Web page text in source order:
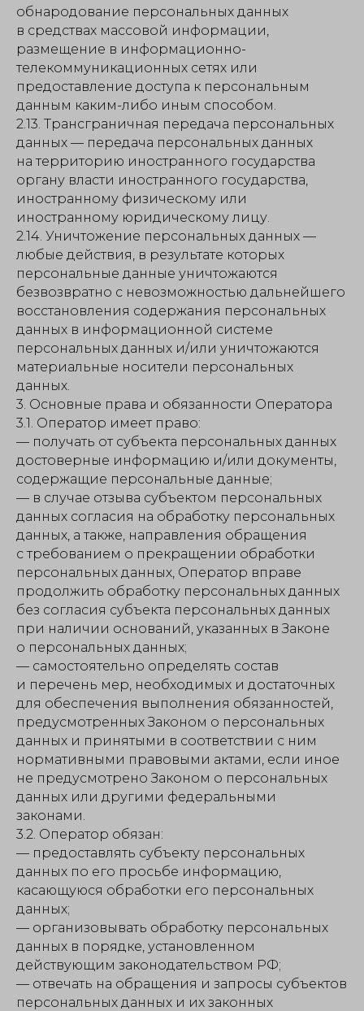
обнародование персональных данных
в средствах массовой информации,
размещение в информационно-
телекоммуникационных сетях или
предоставление доступа к персональным
данным каким-либо иным способом.
2.13. Трансграничная передача персональных
данных — передача персональных данных
на территорию иностранного государства
органу власти иностранного государства,
иностранному физическому или
иностранному юридическому лицу.
2.14. Уничтожение персональных данных —
любые действия, в результате которых
персональные данные уничтожаются
безвозвратно с невозможностью дальнейшего
восстановления содержания персональных
данных в информационной системе
персональных данных и/или уничтожаются
материальные носители персональных
данных.
3. Основные права и обязанности Оператора
3.1. Оператор имеет право:
— получать от субъекта персональных данных
достоверные информацию и/или документы,
содержащие персональные данные;
— в случае отзыва субъектом персональных
данных согласия на обработку персональных
данных, а также, направления обращения
с требованием о прекращении обработки
персональных данных, Оператор вправе
продолжить обработку персональных данных
без согласия субъекта персональных данных
при наличии оснований, указанных в Законе
о персональных данных;
— самостоятельно определять состав
и перечень мер, необходимых и достаточных
для обеспечения выполнения обязанностей,
предусмотренных Законом о персональных
данных и принятыми в соответствии с ним
нормативными правовыми актами, если иное
не предусмотрено Законом о персональных
данных или другими федеральными
законами.
3.2. Оператор обязан:
— предоставлять субъекту персональных
данных по его просьбе информацию,
касающуюся обработки его персональных
данных;
— организовывать обработку персональных
данных в порядке, установленном
действующим законодательством РФ;
— отвечать на обращения и запросы субъектов
персональных данных и их законных